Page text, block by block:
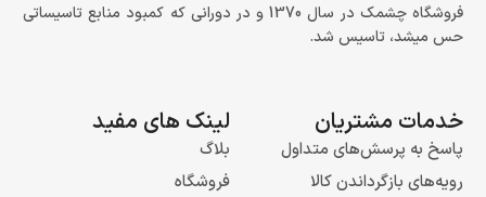
فروشگاه چشمک در سال 1370 و در دورانی که کمبود منابع تاسیساتی
حس میشد، تاسیس شد.
خدمات مشتریان
پاسخ به پرسش‌های متداول
رویه‌های بازگرداندن کالا
لینک های مفید
بلاگ
فروشگاه